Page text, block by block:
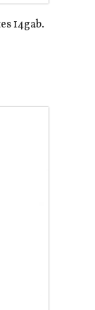
14gab.